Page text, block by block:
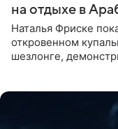
на отдыхе в
Наталья Фриске
откровенном
шезлонге,